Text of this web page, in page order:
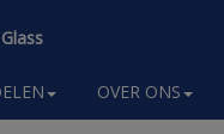
OVER ONS